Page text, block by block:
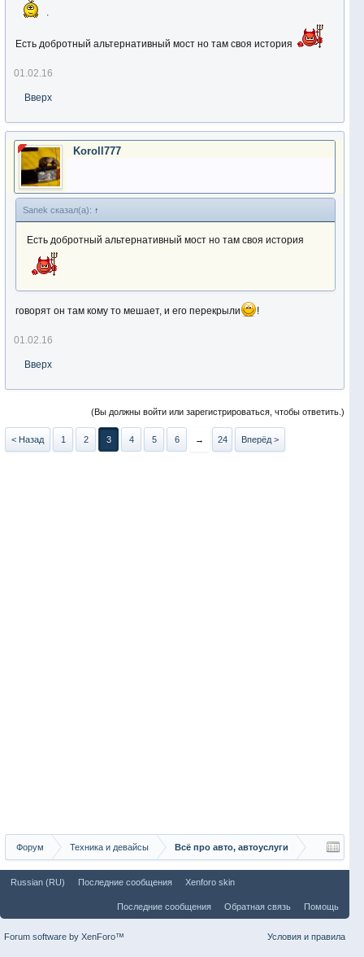
.
Есть добротный альтернативный мост но там своя история
01.02.16
Вверх
Koroll777
Sanek сказал(а): ↑
Есть добротный альтернативный мост но там своя история
говорят он там кому то мешает, и его перекрыли !
01.02.16
Вверх
(Вы должны войти или зарегистрироваться, чтобы ответить.)
< Назад 1 2 3 4 5 6 → 24 Вперёд >
Форум Техника и девайсы Всё про авто, автоуслуги
Russian (RU) Последние сообщения Xenforo skin
Последние сообщения Обратная связь Помощь
Условия и правила
Forum software by XenForo™